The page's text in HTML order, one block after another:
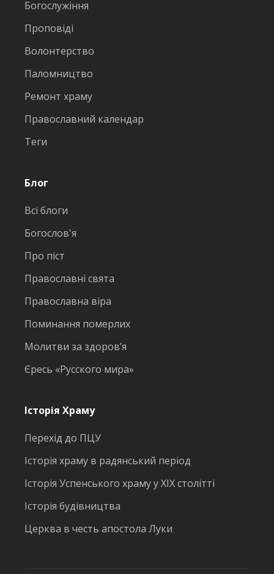
Богослужіння
Проповіді
Волонтерство
Паломництво
Ремонт храму
Православний календар
Теги
Блог
Всі блоги
Богослов'я
Про піст
Православні свята
Православна віра
Поминання померлих
Молитви за здоров’я
Єресь «Русского мира»
Історія Храму
Перехід до ПЦУ
Історія храму в радянський період
Історія Успенського храму у ХІХ столітті
Історія будівництва
Церква в честь апостола Луки